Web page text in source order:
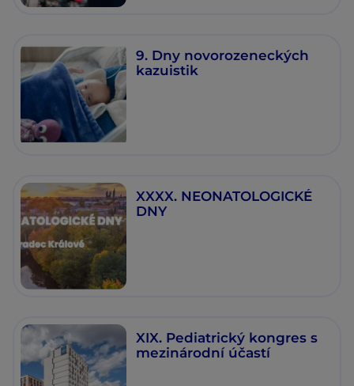
9. Dny novorozeneckých
kazuistik
XXXX. NEONATOLOGICKÉ
DNY
XIX. Pediatrický kongres s
mezinárodní účastí